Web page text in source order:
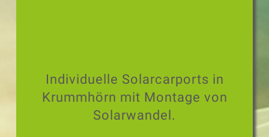
Individuelle Solarcarports in
Krummhörn mit Montage von
Solarwandel.